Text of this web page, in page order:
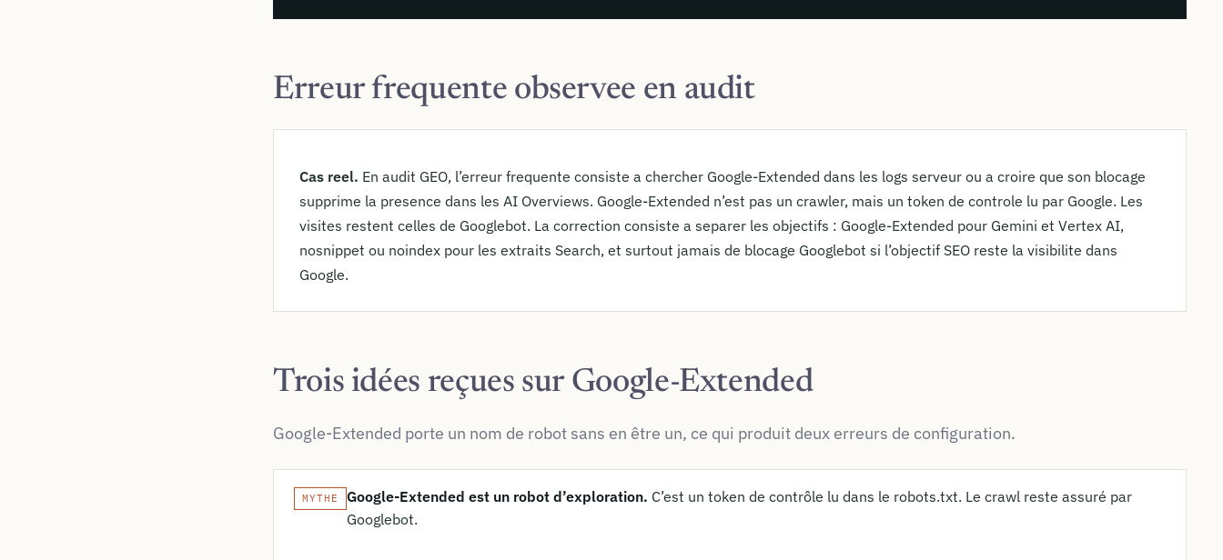
Erreur frequente observee en audit
Cas reel. En audit GEO, l’erreur frequente consiste a chercher Google-Extended dans les logs serveur ou a croire que son blocage
supprime la presence dans les AI Overviews. Google-Extended n’est pas un crawler, mais un token de controle lu par Google. Les
visites restent celles de Googlebot. La correction consiste a separer les objectifs : Google-Extended pour Gemini et Vertex AI,
nosnippet ou noindex pour les extraits Search, et surtout jamais de blocage Googlebot si l’objectif SEO reste la visibilite dans
Google.
Trois idées reçues sur Google-Extended
Google-Extended porte un nom de robot sans en être un, ce qui produit deux erreurs de configuration.
MYTHE Google-Extended est un robot d’exploration. C’est un token de contrôle lu dans le robots.txt. Le crawl reste assuré par
Googlebot.